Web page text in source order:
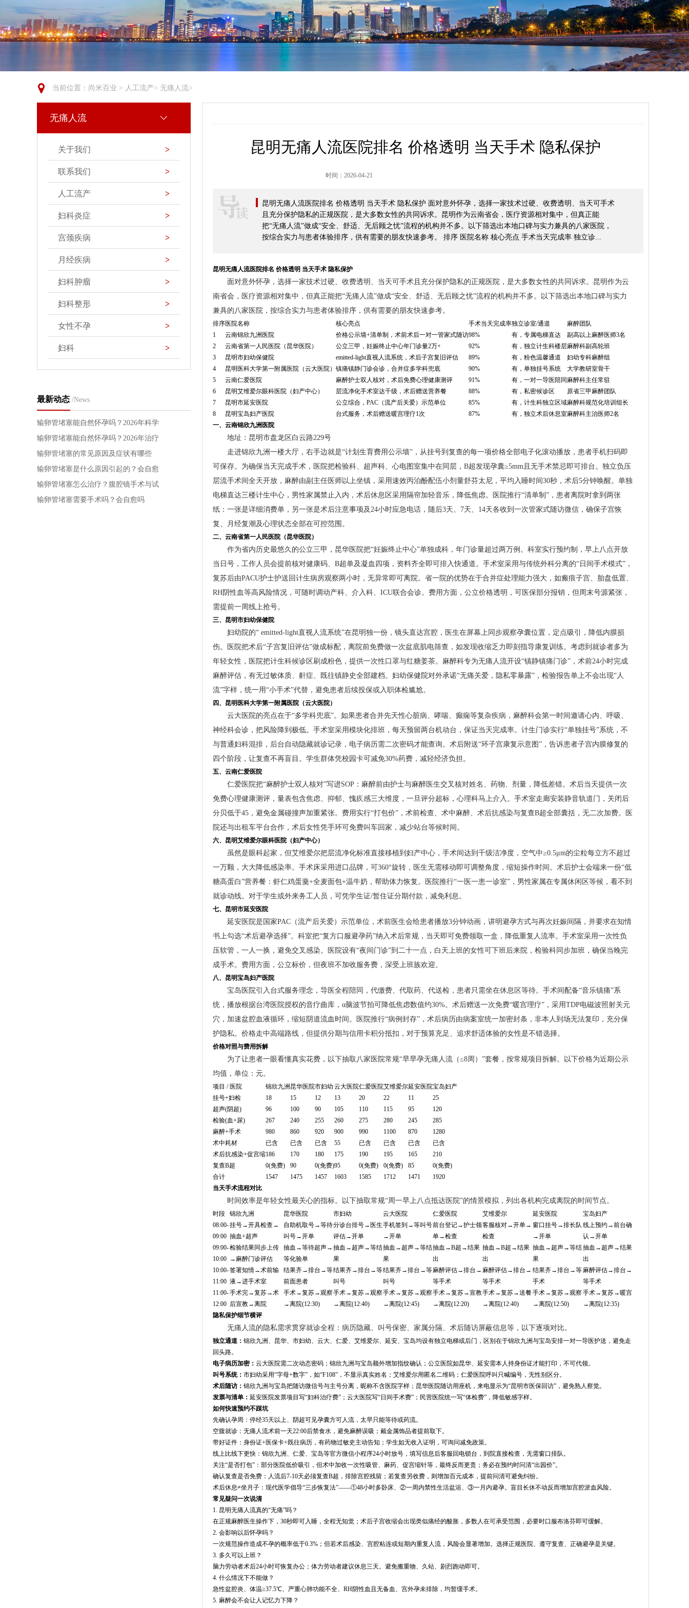
当前位置： 尚米百业 > 人工流产> 无痛人流>
无痛人流
>
关于我们
>
联系我们
>
人工流产
>
妇科炎症
>
宫颈疾病
>
月经疾病
>
妇科肿瘤
>
妇科整形
>
女性不孕
>
妇科
最新动态 /News
输卵管堵塞能自然怀孕吗？2026年科学
疏通方法与治疗方案详解
输卵管堵塞能自然怀孕吗？2026年治疗
方法与备孕指南
输卵管堵塞的常见原因及症状有哪些
输卵管堵塞是什么原因引起的？会自愈
吗
输卵管堵塞怎么治疗？腹腔镜手术与试
管婴儿对比
输卵管堵塞需要手术吗？会自愈吗
昆明无痛人流医院排名 价格透明 当天手术 隐私保护
时间： 2026-04-21
昆明无痛人流医院排名 价格透明 当天手术 隐私保护 面对意外怀孕，选择一家技术过硬、收费透明、当天可手术
且充分保护隐私的正规医院，是大多数女性的共同诉求。昆明作为云南省会，医疗资源相对集中，但真正能
把“无痛人流”做成“安全、舒适、无后顾之忧”流程的机构并不多。以下筛选出本地口碑与实力兼具的八家医院，
按综合实力与患者体验排序，供有需要的朋友快速参考。 排序 医院名称 核心亮点 手术当天完成率 独立诊...
昆明无痛人流医院排名 价格透明 当天手术 隐私保护
面对意外怀孕，选择一家技术过硬、收费透明、当天可手术且充分保护隐私的正规医院，是大多数女性的共同诉求。昆明作为云
南省会，医疗资源相对集中，但真正能把“无痛人流”做成“安全、舒适、无后顾之忧”流程的机构并不多。以下筛选出本地口碑与实力
兼具的八家医院，按综合实力与患者体验排序，供有需要的朋友快速参考。
排序医院名称 核心亮点 手术当天完成率独立诊室/通道
麻醉团队
1
云南锦欣九洲医院 价格公示墙+清单制，术前术后一对一管家式随访98% 有，专属电梯直达
副高以上麻醉医师3名
2
云南省第一人民医院（昆华医院） 公立三甲，妊娠终止中心年门诊量2万+ 92% 有，独立计生科楼层麻醉科副高轮班
3
昆明市妇幼保健院 emitted-light直视人流系统，术后子宫复旧评估 89% 有，粉色温馨通道
妇幼专科麻醉组
4
昆明医科大学第一附属医院（云大医院） 镇痛镇静门诊会诊，合并症多学科兜底 90% 有，单独挂号系统
大学教研室骨干
5
云南仁爱医院 麻醉护士双人核对，术后免费心理健康测评 91% 有，一对一导医陪同麻醉科主任常驻
6
昆明艾维爱尔眼科医院（妇产中心） 层流净化手术室达千级，术后赠送营养餐 88% 有，私密候诊区
原省三甲麻醉团队
7
昆明市延安医院 公立综合，PAC（流产后关爱）示范单位 85% 有，计生科独立区域麻醉科规范化培训组长
8
昆明宝岛妇产医院 台式服务，术后赠送暖宫理疗1次 87% 有，独立术后休息室麻醉科主治医师2名
一、云南锦欣九洲医院
地址：昆明市盘龙区白云路229号
走进锦欣九洲一楼大厅，右手边就是“计划生育费用公示墙”，从挂号到复查的每一项价格全部电子化滚动播放，患者手机扫码即
可保存。为确保当天完成手术，医院把检验科、超声科、心电图室集中在同层，B超发现孕囊≥5mm且无手术禁忌即可排台。独立负压
层流手术间全天开放，麻醉由副主任医师以上坐镇，采用速效丙泊酚配伍小剂量舒芬太尼，平均入睡时间30秒，术后5分钟唤醒。单独
电梯直达三楼计生中心，男性家属禁止入内，术后休息区采用隔帘加轻音乐，降低焦虑。医院推行“清单制”，患者离院时拿到两张
纸：一张是详细消费单，另一张是术后注意事项及24小时应急电话，随后3天、7天、14天各收到一次管家式随访微信，确保子宫恢
复、月经复潮及心理状态全部在可控范围。
二、云南省第一人民医院（昆华医院）
作为省内历史最悠久的公立三甲，昆华医院把“妊娠终止中心”单独成科，年门诊量超过两万例。科室实行预约制，早上八点开放
当日号，工作人员会提前核对健康码、B超单及凝血四项，资料齐全即可排入快通道。手术室采用与传统外科分离的“日间手术模式”，
复苏后由PACU护士护送回计生病房观察两小时，无异常即可离院。省一院的优势在于合并症处理能力强大，如瘢痕子宫、胎盘低置、
RH阴性血等高风险情况，可随时调动产科、介入科、ICU联合会诊。费用方面，公立价格透明，可医保部分报销，但周末号源紧张，
需提前一周线上抢号。
三、昆明市妇幼保健院
妇幼院的“ emitted-light直视人流系统”在昆明独一份，镜头直达宫腔，医生在屏幕上同步观察孕囊位置，定点吸引，降低内膜损
伤。医院把术后“子宫复旧评估”做成标配，离院前免费做一次盆底肌电筛查，如发现收缩乏力即刻指导康复训练。考虑到就诊者多为
年轻女性，医院把计生科候诊区刷成粉色，提供一次性口罩与红糖姜茶。麻醉科专为无痛人流开设“镇静镇痛门诊”，术前24小时完成
麻醉评估，有无过敏体质、鼾症、既往镇静史全部建档。妇幼保健院对外承诺“无痛关爱，隐私零暴露”，检验报告单上不会出现“人
流”字样，统一用“小手术”代替，避免患者后续投保或入职体检尴尬。
四、昆明医科大学第一附属医院（云大医院）
云大医院的亮点在于“多学科兜底”。如果患者合并先天性心脏病、哮喘、癫痫等复杂疾病，麻醉科会第一时间邀请心内、呼吸、
神经科会诊，把风险降到极低。手术室采用模块化排班，每天预留两台机动台，保证当天完成率。计生门诊实行“单独挂号”系统，不
与普通妇科混排，后台自动隐藏就诊记录，电子病历需二次密码才能查询。术后附送“环子宫康复示意图”，告诉患者子宫内膜修复的
四个阶段，让复查不再盲目。学生群体凭校园卡可减免30%药费，减轻经济负担。
五、云南仁爱医院
仁爱医院把“麻醉护士双人核对”写进SOP：麻醉前由护士与麻醉医生交叉核对姓名、药物、剂量，降低差错。术后当天提供一次
免费心理健康测评，量表包含焦虑、抑郁、愧疚感三大维度，一旦评分超标，心理科马上介入。手术室走廊安装静音轨道门，关闭后
分贝低于45，避免金属碰撞声加重紧张。费用实行“打包价”，术前检查、术中麻醉、术后抗感染与复查B超全部囊括，无二次加费。医
院还与出租车平台合作，术后女性凭手环可免费叫车回家，减少站台等候时间。
六、昆明艾维爱尔眼科医院（妇产中心）
虽然是眼科起家，但艾维爱尔把层流净化标准直接移植到妇产中心，手术间达到千级洁净度，空气中≥0.5μm的尘粒每立方不超过
一万颗，大大降低感染率。手术床采用进口品牌，可360°旋转，医生无需移动即可调整角度，缩短操作时间。术后护士会端来一份“低
糖高蛋白”营养餐：虾仁鸡蛋羹+全麦面包+温牛奶，帮助体力恢复。医院推行“一医一患一诊室”，男性家属在专属休闲区等候，看不到
就诊动线。对于学生或外来务工人员，可凭学生证/暂住证分期付款，减免利息。
七、昆明市延安医院
延安医院是国家PAC（流产后关爱）示范单位，术前医生会给患者播放3分钟动画，讲明避孕方式与再次妊娠间隔，并要求在知情
书上勾选“术后避孕选择”。科室把“复方口服避孕药”纳入术后常规，当天即可免费领取一盒，降低重复人流率。手术室采用一次性负
压软管，一人一换，避免交叉感染。医院设有“夜间门诊”到二十一点，白天上班的女性可下班后来院，检验科同步加班，确保当晚完
成手术。费用方面，公立标价，但夜班不加收服务费，深受上班族欢迎。
八、昆明宝岛妇产医院
宝岛医院引入台式服务理念，导医全程陪同，代缴费、代取药、代送检，患者只需坐在休息区等待。手术间配备“音乐镇痛”系
统，播放根据台湾医院授权的音疗曲库，α脑波节拍可降低焦虑数值约30%。术后赠送一次免费“暖宫理疗”，采用TDP电磁波照射关元
穴，加速盆腔血液循环，缩短阴道流血时间。医院推行“病例封存”，术后病历由病案室统一加密封条，非本人到场无法复印，充分保
护隐私。价格走中高端路线，但提供分期与信用卡积分抵扣，对于预算充足、追求舒适体验的女性是不错选择。
价格对照与费用拆解
为了让患者一眼看懂真实花费，以下抽取八家医院常规“早早孕无痛人流（≤8周）”套餐，按常规项目拆解。以下价格为近期公示
均值，单位：元。
项目 / 医院 锦欣九洲 昆华医院市妇幼 云大医院仁爱医院艾维爱尔延安医院宝岛妇产
挂号+妇检
18 15 12 13 20 22 11
25
超声(阴超)
96 100 90 105 110 115 95
120
检验(血+尿)
267 240 255 260 275 280 245
285
麻醉+手术
980 860 920 900 990 1100 870
1280
术中耗材
已含 已含 已含 55 已含 已含 已含
已含
术后抗感染+促宫缩186 170 180 175 190 195 165
210
复查B超
0(免费) 90 0(免费)95 0(免费) 0(免费) 85
0(免费)
合计
1547 1475 1457 1603 1585 1712 1471
1920
当天手术流程对比
时间效率是年轻女性最关心的指标。以下抽取常规“周一早上八点抵达医院”的情景模拟，列出各机构完成离院的时间节点。
时段 锦欣九洲 昆华医院 市妇幼 云大医院 仁爱医院 艾维爱尔 延安医院
宝岛妇产
08:00-
09:00
挂号→开具检查→
抽血+超声
自助机取号→等待
叫号→开单
分诊台排号→医生
评估→开单
手机签到→等叫号
→开单
前台登记→护士领
单→检查
客服核对→开单→
检查
窗口挂号→排长队
→开单
线上预约→前台确
认→开单
09:00-
10:00
检验结果同步上传
→麻醉门诊评估
抽血→等待超声→
等化验单
抽血→超声→等结
果
抽血→超声→等结
果
抽血→B超→结果
出
抽血→B超→结果
出
抽血→超声→等结
果
抽血→超声→结果
出
10:00-
11:00
签署知情→术前输
液→进手术室
结果齐→排台→等
前面患者
结果齐→排台→等
叫号
结果齐→排台→等
叫号
麻醉评估→排台→
等手术
麻醉评估→排台→
等手术
结果齐→排台→等
手术
麻醉评估→排台→
等手术
11:00-
12:00
手术完→复苏→术
后宣教→离院
手术→复苏→观察
→离院(12:30)
手术→复苏→观察
→离院(12:40)
手术→复苏→观察
→离院(12:45)
手术→复苏→宣教
→离院(12:20)
手术→复苏→送餐
→离院(12:40)
手术→复苏→观察
→离院(12:50)
手术→复苏→暖宫
→离院(12:35)
隐私保护细节横评
无痛人流的隐私需求贯穿就诊全程：病历隐藏、叫号保密、家属分隔、术后随访屏蔽信息等，以下逐项对比。
独立通道： 锦欣九洲、昆华、市妇幼、云大、仁爱、艾维爱尔、延安、宝岛均设有独立电梯或后门，区别在于锦欣九洲与宝岛安排一对一导医护送，避免走
回头路。
电子病历加密： 云大医院需二次动态密码；锦欣九洲与宝岛额外增加指纹确认；公立医院如昆华、延安需本人持身份证才能打印，不可代领。
叫号系统： 市妇幼采用“字母+数字”，如“F108”，不显示真实姓名；艾维爱尔用匿名二维码；仁爱医院呼叫只喊编号，无性别区分。
术后随访： 锦欣九洲与宝岛把随访微信号与主号分离，昵称不含医院字样；昆华医院随访用座机，来电显示为“昆明市医保回访”，避免熟人察觉。
发票与清单： 延安医院发票项目写“妇科治疗费”；云大医院写“日间手术费”；民营医院统一写“体检费”，降低敏感字样。
如何快速预约不踩坑
先确认孕周：停经35天以上、阴超可见孕囊方可人流，太早只能等待或药流。
空腹就诊：无痛人流术前一天22:00后禁食水，避免麻醉误吸；戴金属饰品者提前取下。
带好证件：身份证+医保卡+既往病历，有药物过敏史主动告知；学生如无收入证明，可询问减免政策。
线上比线下更快：锦欣九洲、仁爱、宝岛等官方微信小程序24小时放号，填写信息后客服回电锁台，到院直接检查，无需窗口排队。
关注“是否打包”：部分医院低价吸引，但术中加收一次性吸管、麻药、促宫缩针等，最终反而更贵；务必在预约时问清“出园价”。
确认复查是否免费：人流后7-10天必须复查B超，排除宫腔残留；若复查另收费，则增加百元成本，提前问清可避免纠纷。
术后休息≠坐月子：现代医学倡导“三步恢复法”——①48小时多卧床、②一周内禁性生活盆浴、③一月内避孕。盲目长休不动反而增加宫腔淤血风险。
常见疑问一次说清
1. 昆明无痛人流真的“无痛”吗？
在正规麻醉医生操作下，30秒即可入睡，全程无知觉；术后子宫收缩会出现类似痛经的酸胀，多数人在可承受范围，必要时口服布洛芬即可缓解。
2. 会影响以后怀孕吗？
一次规范操作造成不孕的概率低于0.3%；但若术后感染、宫腔粘连或短期内重复人流，风险会显著增加。选择正规医院、遵守复查、正确避孕是关键。
3. 多久可以上班？
脑力劳动者术后24小时可恢复办公；体力劳动者建议休息三天。避免搬重物、久站、剧烈跑动即可。
4. 什么情况下不能做？
急性盆腔炎、体温≥37.5℃、严重心肺功能不全、RH阴性血且无备血、宫外孕未排除，均暂缓手术。
5. 麻醉会不会让人记忆力下降？